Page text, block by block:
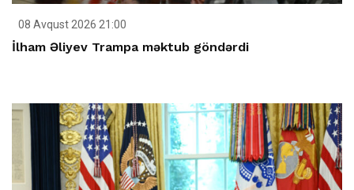
08 Avqust 2026 21:00
İlham Əliyev Trampa məktub göndərdi